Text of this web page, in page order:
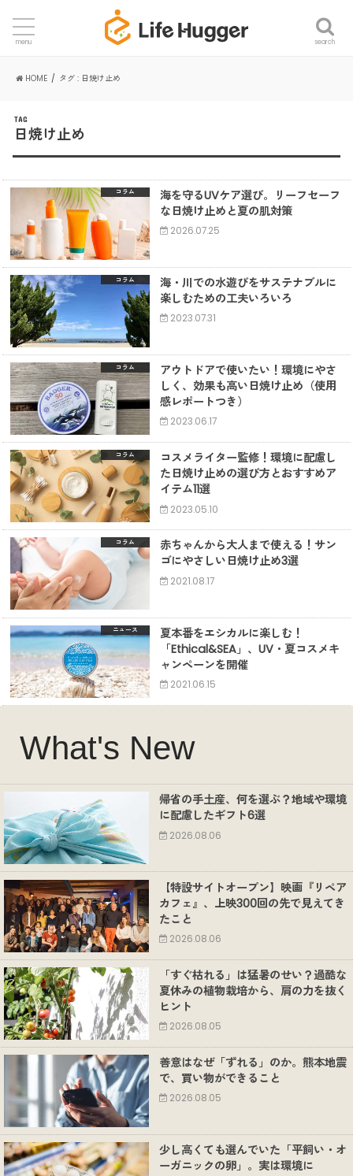
search
menu
HOME タグ : 日焼け止め
TAG
日焼け止め
コラム
海を守るUVケア選び。リーフセーフ
な日焼け止めと夏の肌対策
2026.07.25
コラム
海・川での水遊びをサステナブルに
楽しむための工夫いろいろ
2023.07.31
コラム
アウトドアで使いたい！環境にやさ
しく、効果も高い日焼け止め（使用
感レポートつき）
2023.06.17
コラム
コスメライター監修！環境に配慮し
た日焼け止めの選び方とおすすめア
イテム11選
2023.05.10
コラム
赤ちゃんから大人まで使える！サン
ゴにやさしい日焼け止め3選
2021.08.17
ニュース
夏本番をエシカルに楽しむ！
「Ethical&SEA」、UV・夏コスメキ
ャンペーンを開催
2021.06.15
What's New
帰省の手土産、何を選ぶ？地域や環境
に配慮したギフト6選
2026.08.06
【特設サイトオープン】映画『リペア
カフェ』、上映300回の先で見えてき
たこと
2026.08.06
「すぐ枯れる」は猛暑のせい？過酷な
夏休みの植物栽培から、肩の力を抜く
ヒント
2026.08.05
善意はなぜ「ずれる」のか。熊本地震
で、買い物ができること
2026.08.05
少し高くても選んでいた「平飼い・オ
ーガニックの卵」。実は環境に